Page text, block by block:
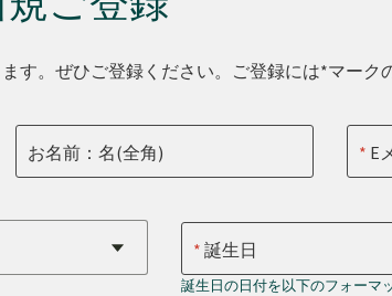
す。ぜひご登録ください。ご登録には*マーク
お名前：名(全角) E
誕生日
誕生日の日付を以下のフォーマ